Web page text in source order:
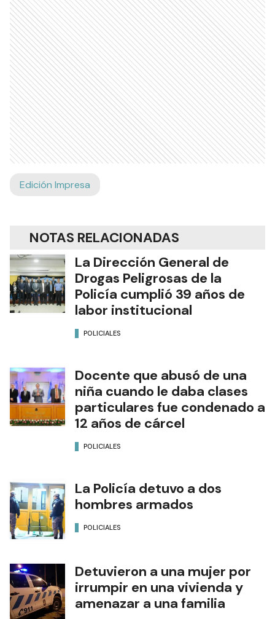
Edición Impresa
NOTAS RELACIONADAS
La Dirección General de
Drogas Peligrosas de la
Policía cumplió 39 años de
labor institucional
POLICIALES
Docente que abusó de una
niña cuando le daba clases
particulares fue condenado a
12 años de cárcel
POLICIALES
La Policía detuvo a dos
hombres armados
POLICIALES
Detuvieron a una mujer por
irrumpir en una vivienda y
amenazar a una familia